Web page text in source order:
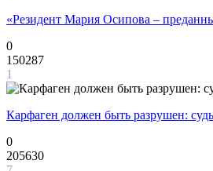
«Резидент Мария Осипова –
0
150287
1
Карфаген должен быть разрушен:
0
205630